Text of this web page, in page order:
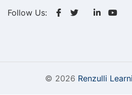
Follow Us:
© 2026 Renzulli